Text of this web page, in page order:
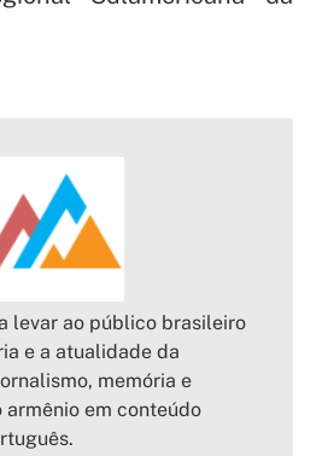
levar ao público brasileiro
e a atualidade da
memória e
armênio em conteúdo